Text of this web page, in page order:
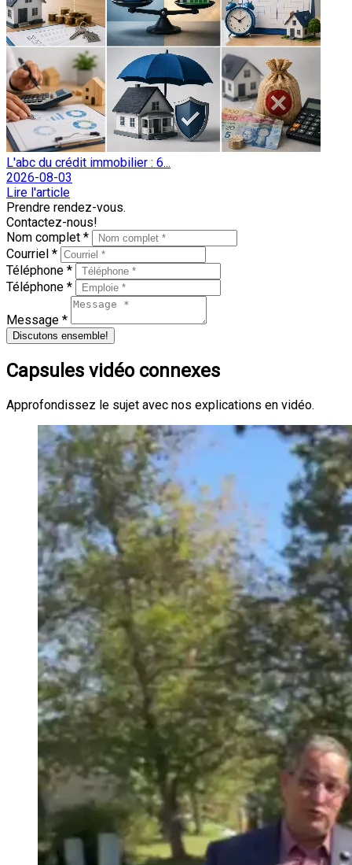
L'abc du crédit immobilier : 6...
2026-08-03
Lire l'article
Prendre rendez-vous.
Contactez-nous!
Nom complet *
Courriel *
Téléphone *
Téléphone *
Message *
Discutons ensemble!
Capsules vidéo connexes
Approfondissez le sujet avec nos explications en vidéo.